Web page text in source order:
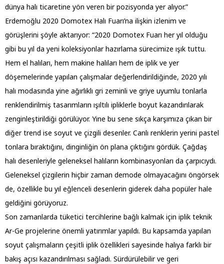
dünya halı ticaretine yön veren bir pozisyonda yer alıyor.”
Erdemoğlu 2020 Domotex Halı Fuarı’na ilişkin izlenim ve
görüşlerini şöyle aktarıyor: “2020 Domotex Fuarı her yıl olduğu
gibi bu yıl da yeni koleksiyonlar hazırlama sürecimize ışık tuttu.
Hem el halıları, hem makine halıları hem de iplik ve yer
döşemelerinde yapılan çalışmalar değerlendirildiğinde, 2020 yılı
halı modasında yine ağırlıklı gri zeminli ve griye uyumlu tonlarla
renklendirilmiş tasarımların ışıltılı ipliklerle boyut kazandırılarak
zenginleştirildiği görülüyor. Yine bu sene sıkça karşımıza çıkan bir
diğer trend ise soyut ve çizgili desenler. Canlı renklerin yerini pastel
tonlara bıraktığını, dinginliğin ön plana çıktığını gördük. Çağdaş
halı desenleriyle geleneksel halıların kombinasyonları da çarpıcıydı.
Geleneksel çizgilerin hiçbir zaman demode olmayacağını öngörsek
de, özellikle bu yıl eğlenceli desenlerin giderek daha popüler hale
geldiğini görüyoruz.
Son zamanlarda tüketici tercihlerine bağlı kalmak için iplik teknik
Ar-Ge projelerine önemli yatırımlar yapıldı. Bu kapsamda yapılan
soyut çalışmaların çeşitli iplik özellikleri sayesinde halıya farklı bir
bakış açısı kazandırılması sağladı. Sürdürülebilir ve geri